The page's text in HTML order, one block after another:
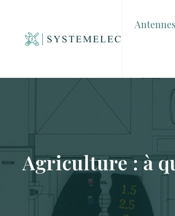
Antennes
Agriculture : à